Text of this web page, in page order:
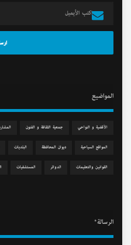
المواضيع
الآقضية و النواحي جمعیة الثقافة و الفنون
المواقع السياحية دیوان المحافظة البلديات
القوانين والتعليمات الدوائر المستشفيات
الرسالة*